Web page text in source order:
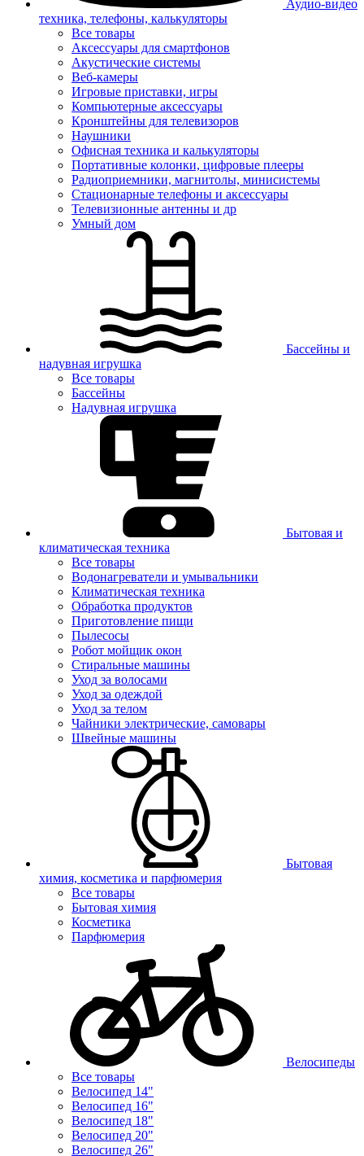
Аудио-видео
техника, телефоны, калькуляторы
Все товары
Аксессуары для смартфонов
Акустические системы
Веб-камеры
Игровые приставки, игры
Компьютерные аксессуары
Кронштейны для телевизоров
Наушники
Офисная техника и калькуляторы
Портативные колонки, цифровые плееры
Радиоприемники, магнитолы, минисистемы
Стационарные телефоны и аксессуары
Телевизионные антенны и др
Умный дом
Бассейны и
надувная игрушка
Все товары
Бассейны
Надувная игрушка
Бытовая и
климатическая техника
Все товары
Водонагреватели и умывальники
Климатическая техника
Обработка продуктов
Приготовление пищи
Пылесосы
Робот мойщик окон
Стиральные машины
Уход за волосами
Уход за одеждой
Уход за телом
Чайники электрические, самовары
Швейные машины
Бытовая
химия, косметика и парфюмерия
Все товары
Бытовая химия
Косметика
Парфюмерия
Велосипеды
Все товары
Велосипед 14"
Велосипед 16"
Велосипед 18"
Велосипед 20"
Велосипед 26"